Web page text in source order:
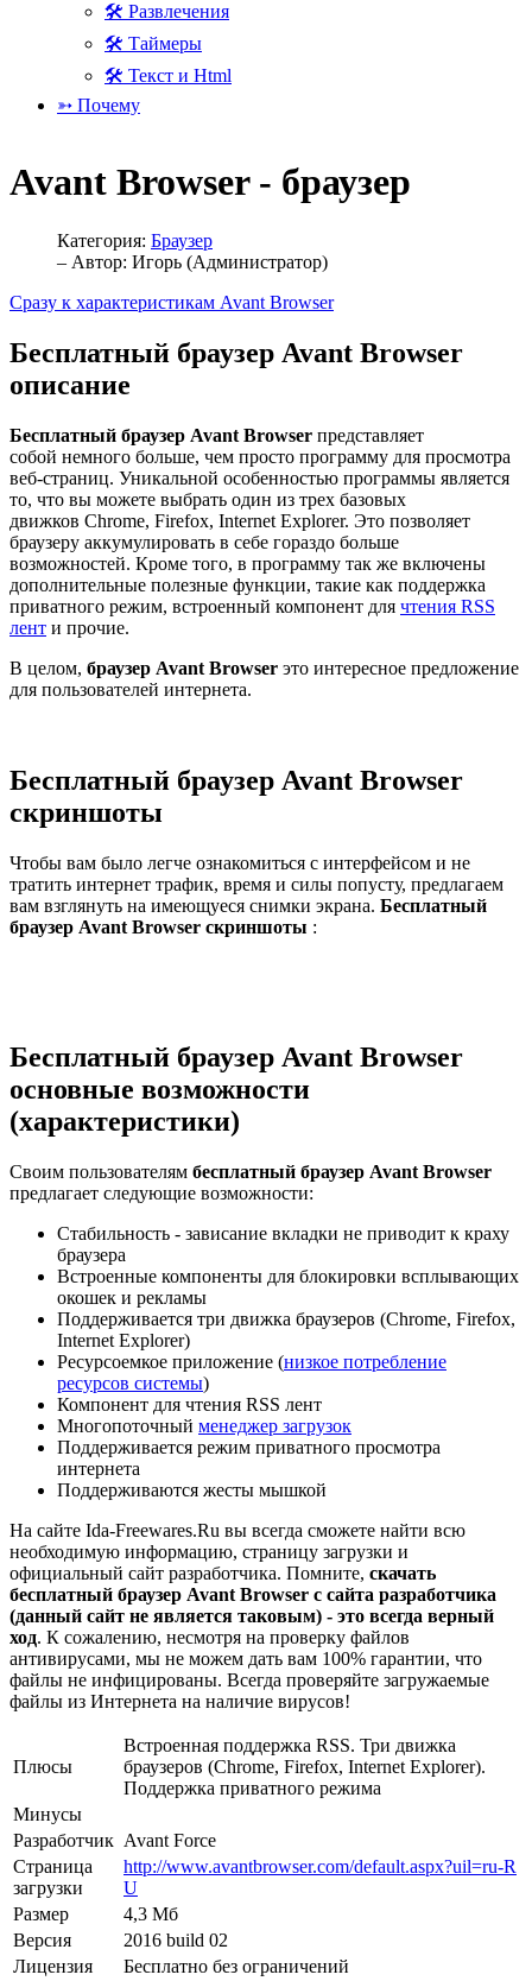
🛠 Развлечения
🛠 Таймеры
🛠 Текст и Html
➳ Почему
Avant Browser - браузер
Категория: Браузер
– Автор: Игорь (Администратор)
Сразу к характеристикам Avant Browser
Бесплатный браузер Avant Browser
описание
Бесплатный браузер Avant Browser представляет
собой немного больше, чем просто программу для просмотра
веб-страниц. Уникальной особенностью программы является
то, что вы можете выбрать один из трех базовых
движков Chrome, Firefox, Internet Explorer. Это позволяет
браузеру аккумулировать в себе гораздо больше
возможностей. Кроме того, в программу так же включены
дополнительные полезные функции, такие как поддержка
приватного режим, встроенный компонент для чтения RSS
лент и прочие.
В целом, браузер Avant Browser это интересное предложение
для пользователей интернета.
Бесплатный браузер Avant Browser
скриншоты
Чтобы вам было легче ознакомиться с интерфейсом и не
тратить интернет трафик, время и силы попусту, предлагаем
вам взглянуть на имеющуеся снимки экрана. Бесплатный
браузер Avant Browser скриншоты :
Бесплатный браузер Avant Browser
основные возможности
(характеристики)
Своим пользователям бесплатный браузер Avant Browser
предлагает следующие возможности:
Стабильность - зависание вкладки не приводит к краху
браузера
Встроенные компоненты для блокировки всплывающих
окошек и рекламы
Поддерживается три движка браузеров (Chrome, Firefox,
Internet Explorer)
Ресурсоемкое приложение (низкое потребление
ресурсов системы)
Компонент для чтения RSS лент
Многопоточный менеджер загрузок
Поддерживается режим приватного просмотра
интернета
Поддерживаются жесты мышкой
На сайте Ida-Freewares.Ru вы всегда сможете найти всю
необходимую информацию, страницу загрузки и
официальный сайт разработчика. Помните, скачать
бесплатный браузер Avant Browser с сайта разработчика
(данный сайт не является таковым) - это всегда верный
ход. К сожалению, несмотря на проверку файлов
антивирусами, мы не можем дать вам 100% гарантии, что
файлы не инфицированы. Всегда проверяйте загружаемые
файлы из Интернета на наличие вирусов!
Плюсы
Встроенная поддержка RSS. Три движка
браузеров (Chrome, Firefox, Internet Explorer).
Поддержка приватного режима
Минусы
Разработчик Avant Force
Страница
загрузки
http://www.avantbrowser.com/default.aspx?uil=ru-R
U
Размер
4,3 Мб
Версия
2016 build 02
Лицензия
Бесплатно без ограничений